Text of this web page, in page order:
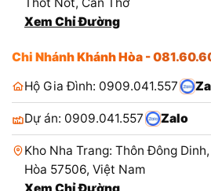
Xem Chỉ Đường
Chi Nhánh Khánh Hòa -
Hộ Gia Đình: 0909.041.557
Dự án: 0909.041.557 Zalo
Kho Nha Trang: Thôn Đông
Hòa 57506, Việt Nam
Xem Chỉ Đường